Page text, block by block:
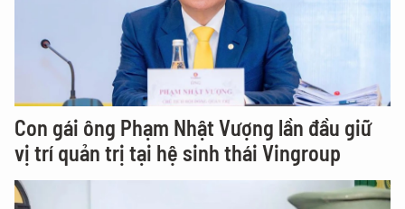
Con gái ông Phạm Nhật Vượng lần đầu giữ
vị trí quản trị tại hệ sinh thái Vingroup